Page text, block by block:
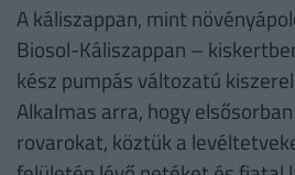
A káliszappan, mint
Biosol-Káliszappan –
kész pumpás változatú
Alkalmas arra, hogy
rovarokat, köztük a